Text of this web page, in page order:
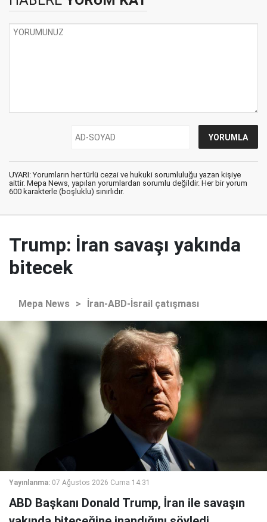
UYARI: Yorumların her türlü cezai ve hukuki sorumluluğu yazan kişiye
aittir. Mepa News, yapılan yorumlardan sorumlu değildir. Her bir yorum
600 karakterle (boşluklu) sınırlıdır.
Trump: İran savaşı yakında
bitecek
Mepa News > İran-ABD-İsrail çatışması
Yayınlanma: 07 Ağustos 2026 Cuma 14:31
ABD Başkanı Donald Trump, İran ile savaşın